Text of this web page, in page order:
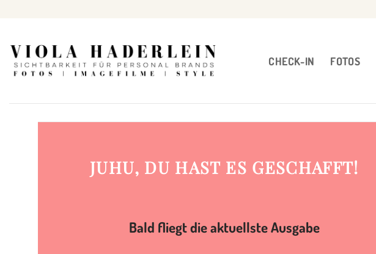
CHECK-IN FOTOS
JUHU, DU HAST ES GESCHAFFT!
Bald fliegt die aktuellste Ausgabe